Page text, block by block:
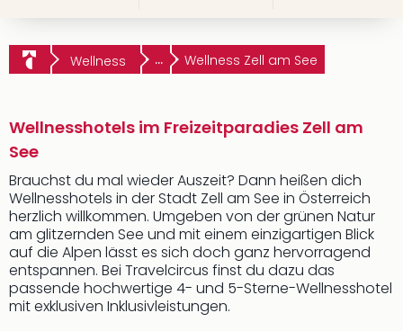
Wellness ... Wellness Zell am See
Wellnesshotels im Freizeitparadies Zell am
See
Brauchst du mal wieder Auszeit? Dann heißen dich
Wellnesshotels in der Stadt Zell am See in Österreich
herzlich willkommen. Umgeben von der grünen Natur
am glitzernden See und mit einem einzigartigen Blick
auf die Alpen lässt es sich doch ganz hervorragend
entspannen. Bei Travelcircus finst du dazu das
passende hochwertige 4- und 5-Sterne-Wellnesshotel
mit exklusiven Inklusivleistungen.